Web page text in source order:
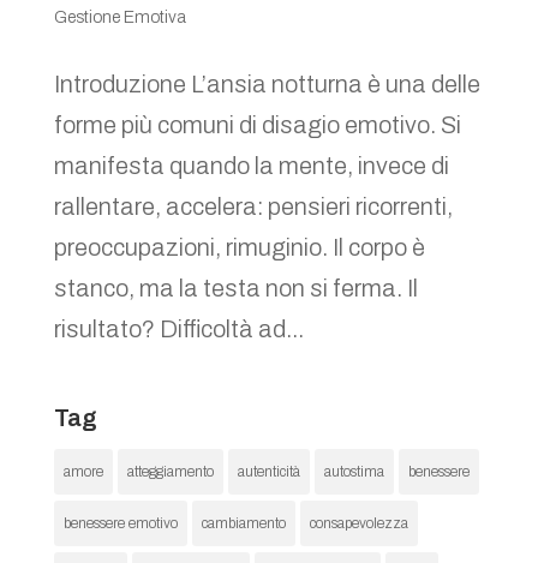
Gestione Emotiva
Introduzione L’ansia notturna è una delle
forme più comuni di disagio emotivo. Si
manifesta quando la mente, invece di
rallentare, accelera: pensieri ricorrenti,
preoccupazioni, rimuginio. Il corpo è
stanco, ma la testa non si ferma. Il
risultato? Difficoltà ad...
Tag
amore atteggiamento autenticità autostima benessere
benessere emotivo cambiamento consapevolezza